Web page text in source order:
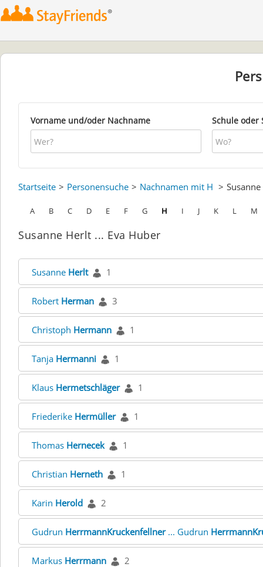
Vorname und/oder Nachname Schule oder
Startseite Personensuche Nachnamen mit H Susanne
A B C D E F G H I J K L M
Susanne Herlt ... Eva Huber
Susanne Herlt 1
Robert Herman 3
Christoph Hermann 1
Tanja Hermanni 1
Klaus Hermetschläger 1
Friederike Hermüller 1
Thomas Hernecek 1
Christian Herneth 1
Karin Herold 2
Gudrun HerrmannKruckenfellner... Gudrun
Markus Herrmann 2